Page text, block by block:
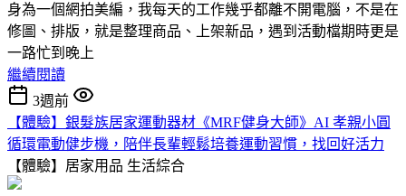
身為一個網拍美編，我每天的工作幾乎都離不開電腦，不是在
修圖、排版，就是整理商品、上架新品，遇到活動檔期時更是
一路忙到晚上
繼續閱讀
3週前
【體驗】銀髮族居家運動器材《MRF健身大師》AI 孝親小圓
循環電動健步機，陪伴長輩輕鬆培養運動習慣，找回好活力
【體驗】居家用品 生活綜合